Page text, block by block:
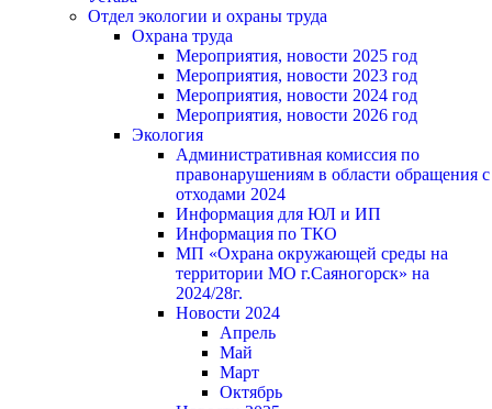
Отдел экологии и охраны труда
Охрана труда
Мероприятия, новости 2025 год
Мероприятия, новости 2023 год
Мероприятия, новости 2024 год
Мероприятия, новости 2026 год
Экология
Административная комиссия по
правонарушениям в области обращения с
отходами 2024
Информация для ЮЛ и ИП
Информация по ТКО
МП «Охрана окружающей среды на
территории МО г.Саяногорск» на
2024/28г.
Новости 2024
Апрель
Май
Март
Октябрь